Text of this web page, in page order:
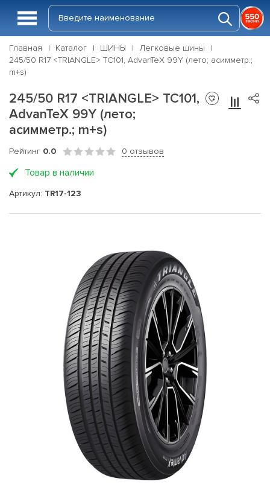
Главная Каталог ШИНЫ
Легковые шины
245/50 R17 <TRIANGLE> TC101, AdvanTeX 99Y (лето; асимметр.;
m+s)
245/50 R17 <TRIANGLE> TC101,
AdvanTeX 99Y (лето;
асимметр.; m+s)
Рейтинг 0.0 0 отзывов
Товар в наличии
Артикул: TR17-123